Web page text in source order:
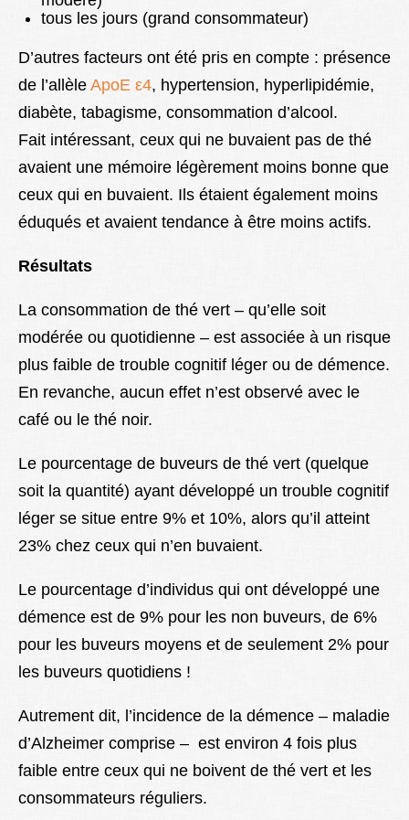
tous les jours (grand consommateur)
D’autres facteurs ont été pris en compte : présence
de l’allèle ApoE ε4, hypertension, hyperlipidémie,
diabète, tabagisme, consommation d’alcool.
Fait intéressant, ceux qui ne buvaient pas de thé
avaient une mémoire légèrement moins bonne que
ceux qui en buvaient. Ils étaient également moins
éduqués et avaient tendance à être moins actifs.
Résultats
La consommation de thé vert – qu’elle soit
modérée ou quotidienne – est associée à un risque
plus faible de trouble cognitif léger ou de démence.
En revanche, aucun effet n’est observé avec le
café ou le thé noir.
Le pourcentage de buveurs de thé vert (quelque
soit la quantité) ayant développé un trouble cognitif
léger se situe entre 9% et 10%, alors qu’il atteint
23% chez ceux qui n’en buvaient.
Le pourcentage d’individus qui ont développé une
démence est de 9% pour les non buveurs, de 6%
pour les buveurs moyens et de seulement 2% pour
les buveurs quotidiens !
Autrement dit, l’incidence de la démence – maladie
d’Alzheimer comprise – est environ 4 fois plus
faible entre ceux qui ne boivent de thé vert et les
consommateurs réguliers.